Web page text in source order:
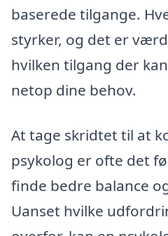
baserede tilgange.
styrker, og det er
hvilken tilgang der
netop dine behov.
At tage skridtet til at
psykolog er ofte det
finde bedre balance
Uanset hvilke